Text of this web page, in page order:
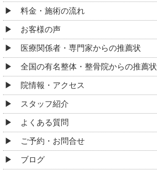
料金・施術の流れ
お客様の声
医療関係者・専門家からの推薦状
全国の有名整体・整骨院からの推薦状
院情報・アクセス
スタッフ紹介
よくある質問
ご予約・お問合せ
ブログ